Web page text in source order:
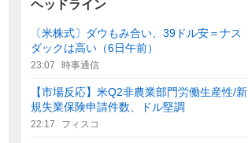
ヘッドライン
〔米株式〕ダウもみ合い、39ドル安＝ナス
ダックは高い（6日午前）
23:07 時事通信
【市場反応】米Q2非農業部門労働生産性/新
規失業保険申請件数、ドル堅調
22:17 フィスコ